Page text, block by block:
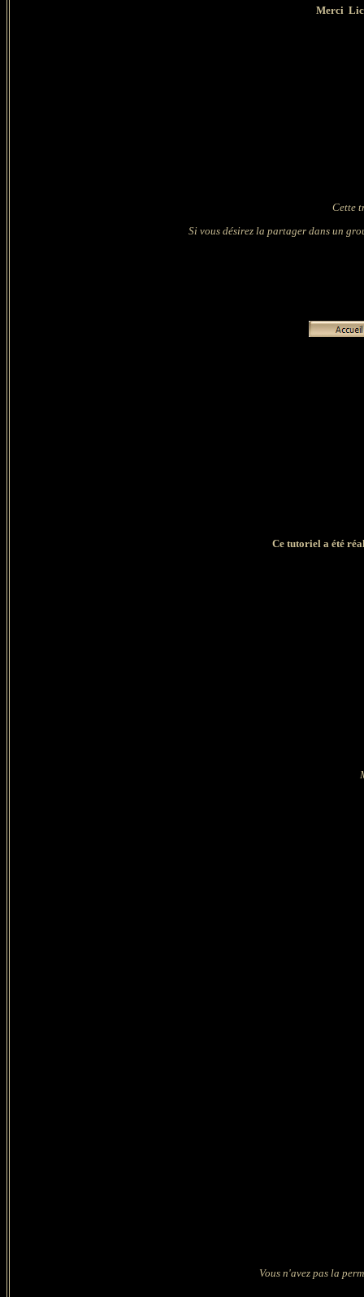
Merci
Cette
Si vous désirez la partager dans un
Ce tutoriel a été
Vous n'avez pas la